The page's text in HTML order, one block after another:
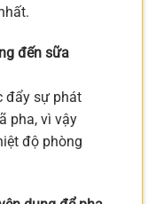
đến sữa
đẩy sự phát
pha, vì vậy
độ phòng